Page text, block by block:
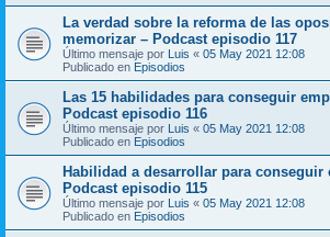
La verdad sobre la reforma de las
memorizar – Podcast episodio 117
Último mensaje por Luis « 05 May 2021 12:08
Publicado en Episodios
Las 15 habilidades para conseguir
Podcast episodio 116
Último mensaje por Luis « 05 May 2021 12:08
Publicado en Episodios
Habilidad a desarrollar para conseguir
Podcast episodio 115
Último mensaje por Luis « 05 May 2021 12:08
Publicado en Episodios